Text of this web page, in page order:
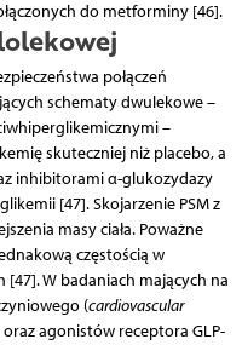
do metforminy [46].
połączeń
schematy dwulekowe –
–
skuteczniej niż placebo, a
inhibitorami α-glukozydazy
[47]. Skojarzenie PSM z
masy ciała. Poważne
częstością w
[47]. W badaniach mających na
(cardiovascular
agonistów receptora GLP-